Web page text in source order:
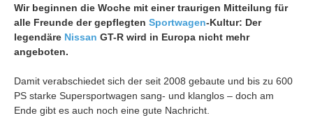
Wir beginnen die Woche mit einer traurigen Mitteilung für
alle Freunde der gepflegten Sportwagen-Kultur: Der
legendäre Nissan GT-R wird in Europa nicht mehr
angeboten.
Damit verabschiedet sich der seit 2008 gebaute und bis zu 600
PS starke Supersportwagen sang- und klanglos – doch am
Ende gibt es auch noch eine gute Nachricht.